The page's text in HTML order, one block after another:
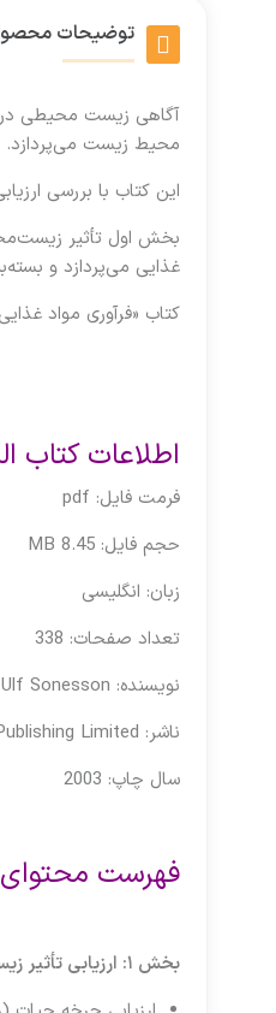
توضیحات
آگاهی زیست محیطی در
محیط زیست می‌پردازد.
این کتاب با بررسی
بخش اول تأثیر
غذایی می‌پردازد و
کتاب «فرآوری مواد
اطلاعات کتاب
فرمت فایل: pdf
حجم فایل: 8.45 MB
زبان: انگلیسی
تعداد صفحات: 338
نویسنده: Berit Mattsson and Ulf Sonesson
ناشر: Limited
سال چاپ: 2003
فهرست
بخش ۱: ارزیابی تأثیر زیست‌محیطی فرآیندهای فرآوری مواد غذایی